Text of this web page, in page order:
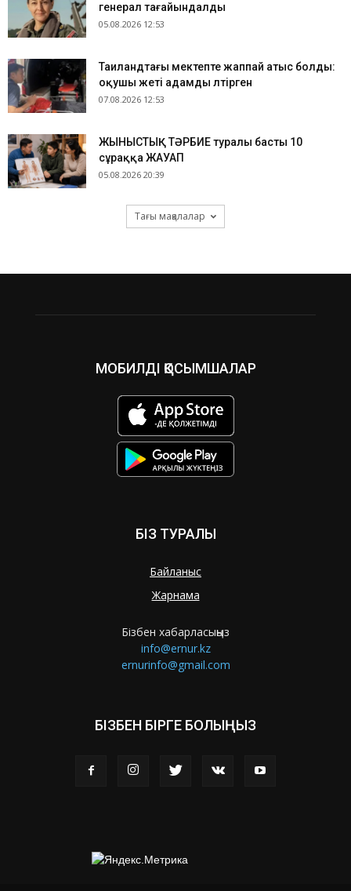
генерал тағайындалды
05.08.2026 12:53
Таиландтағы мектепте жаппай атыс болды:
оқушы жеті адамды өлтірген
07.08.2026 12:53
ЖЫНЫСТЫҚ ТӘРБИЕ туралы басты 10
сұраққа ЖАУАП
05.08.2026 20:39
Тағы мақалалар
МОБИЛДІ ҚОСЫМШАЛАР
БІЗ ТУРАЛЫ
Байланыс
Жарнама
Бізбен хабарласыңыз
info@ernur.kz
ernurinfo@gmail.com
БІЗБЕН БІРГЕ БОЛЫҢЫЗ